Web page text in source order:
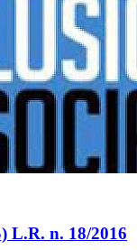
L.R. n. 18/2016